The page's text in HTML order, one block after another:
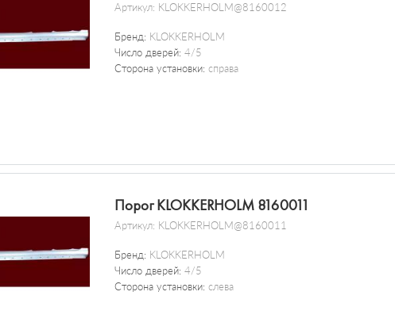
Артикул: KLOKKERHOLM@8160012
Бренд: KLOKKERHOLM
Число дверей: 4/5
Сторона установки: справа
Порог KLOKKERHOLM 8160011
Артикул: KLOKKERHOLM@8160011
Бренд: KLOKKERHOLM
Число дверей: 4/5
Сторона установки: слева